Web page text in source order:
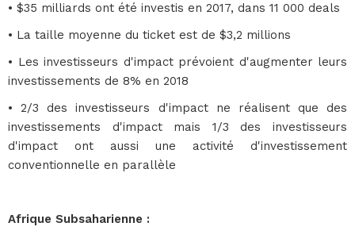
• $35 milliards ont été investis en 2017, dans 11 000 deals
• La taille moyenne du ticket est de $3,2 millions
• Les investisseurs d'impact prévoient d'augmenter leurs
investissements de 8% en 2018
• 2/3 des investisseurs d'impact ne réalisent que des
investissements d'impact mais 1/3 des investisseurs
d'impact ont aussi une activité d'investissement
conventionnelle en parallèle
Afrique Subsaharienne :